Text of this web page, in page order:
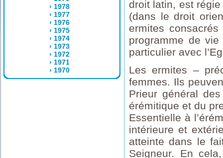
› 1978
› 1977
› 1976
› 1975
› 1974
› 1973
› 1972
› 1971
› 1970
droit latin, est
(dans le droit
ermites
programme de
particulier avec
Les ermites –
femmes. Ils
Prieur général
érémitique et du
Essentielle à
intérieure et
atteinte dans le
Seigneur. En